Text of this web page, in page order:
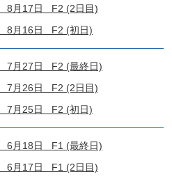
8月17日 F2 (2日目)
8月16日 F2 (初日)
7月27日 F2 (最終日)
7月26日 F2 (2日目)
7月25日 F2 (初日)
6月18日 F1 (最終日)
6月17日 F1 (2日目)